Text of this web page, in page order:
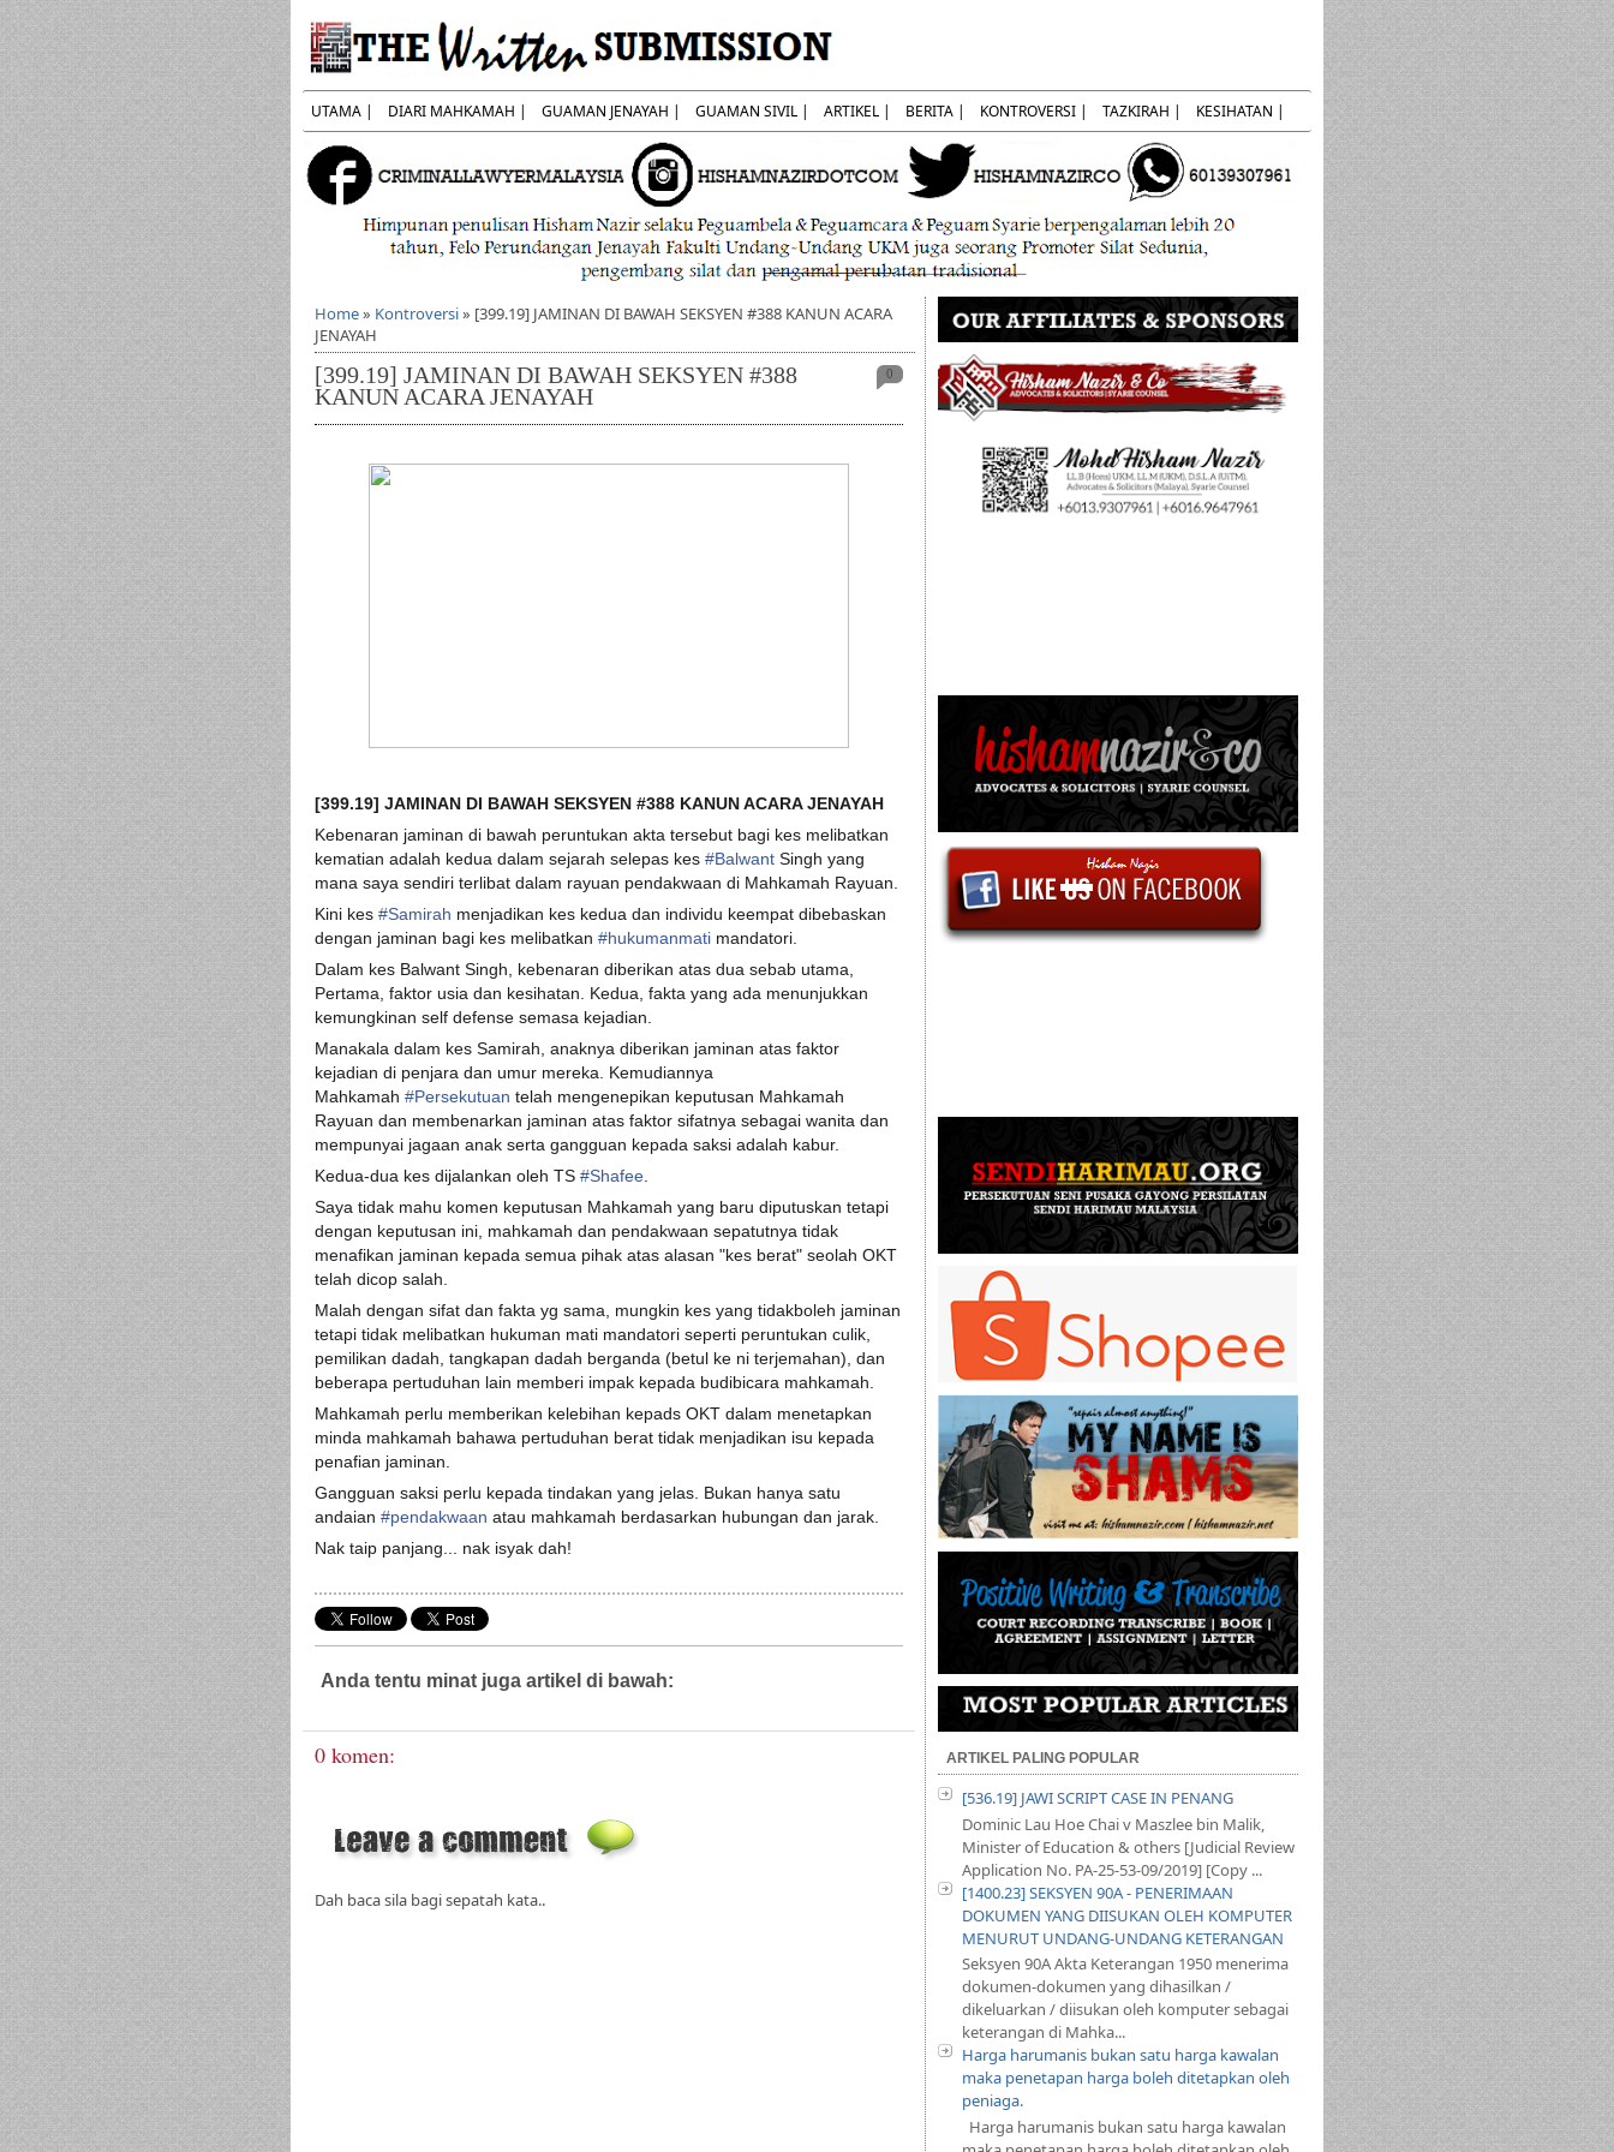
UTAMA | DIARI MAHKAMAH | GUAMAN JENAYAH | GUAMAN SIVIL | ARTIKEL | BERITA | KONTROVERSI | TAZKIRAH | KESIHATAN |
Home» Kontroversi» [399.19] JAMINAN DI BAWAH SEKSYEN #388 KANUN ACARA
JENAYAH
0
[399.19] JAMINAN DI BAWAH SEKSYEN #388
KANUN ACARA JENAYAH
[399.19] JAMINAN DI BAWAH SEKSYEN #388 KANUN ACARA JENAYAH
Kebenaran jaminan di bawah peruntukan akta tersebut bagi kes melibatkan
kematian adalah kedua dalam sejarah selepas kes #Balwant Singh yang
mana saya sendiri terlibat dalam rayuan pendakwaan di Mahkamah Rayuan.
Kini kes #Samirah menjadikan kes kedua dan individu keempat dibebaskan
dengan jaminan bagi kes melibatkan #hukumanmati mandatori.
Dalam kes Balwant Singh, kebenaran diberikan atas dua sebab utama,
Pertama, faktor usia dan kesihatan. Kedua, fakta yang ada menunjukkan
kemungkinan self defense semasa kejadian.
Manakala dalam kes Samirah, anaknya diberikan jaminan atas faktor
kejadian di penjara dan umur mereka. Kemudiannya
Mahkamah #Persekutuan telah mengenepikan keputusan Mahkamah
Rayuan dan membenarkan jaminan atas faktor sifatnya sebagai wanita dan
mempunyai jagaan anak serta gangguan kepada saksi adalah kabur.
Kedua-dua kes dijalankan oleh TS #Shafee
Saya tidak mahu komen keputusan Mahkamah yang baru diputuskan tetapi
dengan keputusan ini, mahkamah dan pendakwaan sepatutnya tidak
menafikan jaminan kepada semua pihak atas alasan "kes berat" seolah OKT
telah dicop salah.
Malah dengan sifat dan fakta yg sama, mungkin kes yang tidakboleh jaminan
tetapi tidak melibatkan hukuman mati mandatori seperti peruntukan culik,
pemilikan dadah, tangkapan dadah berganda (betul ke ni terjemahan), dan
beberapa pertuduhan lain memberi impak kepada budibicara mahkamah.
Mahkamah perlu memberikan kelebihan kepads OKT dalam menetapkan
minda mahkamah bahawa pertuduhan berat tidak menjadikan isu kepada
penafian jaminan.
Gangguan saksi perlu kepada tindakan yang jelas. Bukan hanya satu
andaian #pendakwaan atau mahkamah berdasarkan hubungan dan jarak.
Nak taip panjang... nak isyak dah!
Anda tentu minat juga artikel di bawah:
0 komen:
Dah baca sila bagi sepatah kata..
ARTIKEL PALING POPULAR
[536.19] JAWI SCRIPT CASE IN PENANG
Dominic Lau Hoe Chai v Maszlee bin Malik,
Minister of Education & others [Judicial Review
Application No. PA-25-53-09/2019] [Copy ...
[1400.23] SEKSYEN 90A - PENERIMAAN
DOKUMEN YANG DIISUKAN OLEH KOMPUTER
MENURUT UNDANG-UNDANG KETERANGAN
Seksyen 90A Akta Keterangan 1950 menerima
dokumen-dokumen yang dihasilkan /
dikeluarkan / diisukan oleh komputer sebagai
keterangan di Mahka...
Harga harumanis bukan satu harga kawalan
maka penetapan harga boleh ditetapkan oleh
peniaga.
Harga harumanis bukan satu harga kawalan